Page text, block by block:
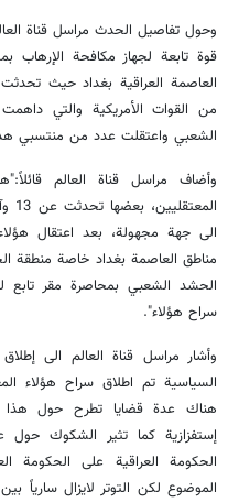
وحول تفاصيل الحدث مراسل قناة
العاصمة العراقية بغداد حيث
من القوات الأمريكية والتي
الشعبي واعتقلت عدد من منتسبي هذا
وأضاف مراسل قناة العالم
الى جهة مجهولة، بعد اعتقال
مناطق العاصمة بغداد خاصة منطقة
الحشد الشعبي بمحاصرة مقر تابع
سراح هؤلاء".
وأشار مراسل قناة العالم الى
السياسية تم اطلاق سراح هؤلاء
هناك عدة قضايا تطرح حول هذا
إستفزازية كما تثير الشكوك حول
الحكومة العراقية على الحكومة
الموضوع لكن التوتر لايزال سارياً